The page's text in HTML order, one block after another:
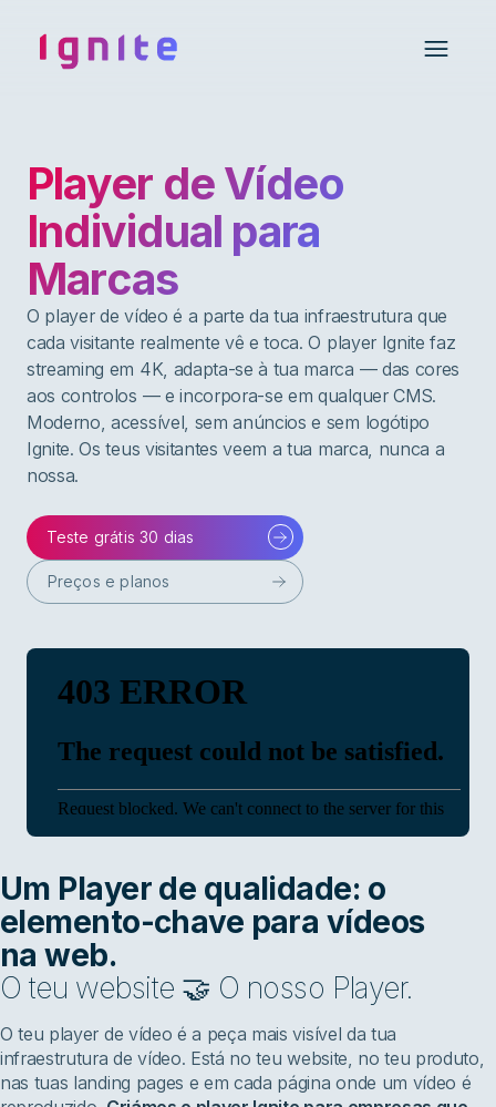
Ignite • Video Experience Cloud
Open
Player de Vídeo
Individual para
Marcas
O player de vídeo é a parte da tua infraestrutura que
cada visitante realmente vê e toca. O player Ignite faz
streaming em 4K, adapta-se à tua marca — das cores
aos controlos — e incorpora-se em qualquer CMS.
Moderno, acessível, sem anúncios e sem logótipo
Ignite. Os teus visitantes veem a tua marca, nunca a
nossa.
Teste grátis 30 dias
Preços e planos
Um Player de qualidade: o
elemento-chave para vídeos
na web.
O teu website 🤝 O nosso Player.
O teu player de vídeo é a peça mais visível da tua
infraestrutura de vídeo. Está no teu website, no teu produto,
nas tuas landing pages e em cada página onde um vídeo é